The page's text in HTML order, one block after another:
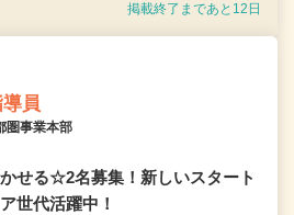
掲載終了まであと12日
員
圏事業本部
せる☆2名募集！新しいスタート
世代活躍中！